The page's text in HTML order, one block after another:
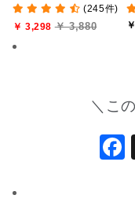
しゃけめんたい入り【送
料込/沖縄県送料別途】
【化粧箱包装付】
(245件)
￥ 3,298 ￥ 3,880
＼こ